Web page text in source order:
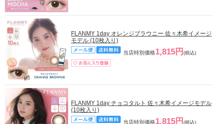
FLANMY 1day オレンジブラウニー 佐々木希イメージ
モデル (10枚入り)
当店特別価格1,815円 (税込)
FLANMY 1day チョコタルト 佐々木希イメージモデル
(10枚入り)
当店特別価格1,815円 (税込)